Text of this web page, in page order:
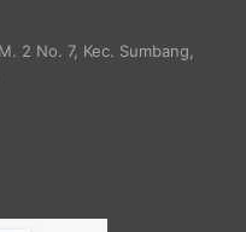
2 No. 7, Kec. Sumbang,